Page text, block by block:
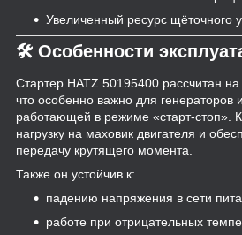
Увеличенный ресурс щёточного
🛠 Особенности
Стартер HATZ 50195400 рассчитан на
что особенно важно для генераторов
работающей в режиме «старт-стоп».
нагрузку на маховик двигателя и
передачу крутящего момента.
Также он устойчив к:
падению напряжения в сети
работе при отрицательных